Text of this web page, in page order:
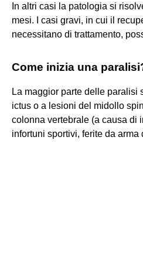
In altri casi la patologia si
mesi. I casi gravi, in cui il
necessitano di trattamento,
Come inizia una
La maggior parte delle paralisi
ictus o a lesioni del midollo
colonna vertebrale (a causa di
infortuni sportivi, ferite da arma